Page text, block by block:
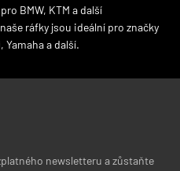
BMW, KTM a další
ráfky jsou ideální pro značky
Yamaha a další.
newsletteru a zůstaňte